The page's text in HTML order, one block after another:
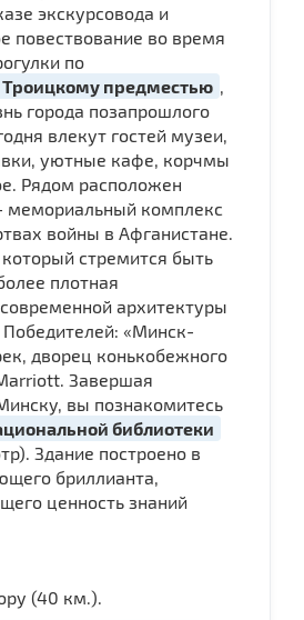
экскурсовода и
повествование во время
по
Троицкому предместью
города позапрошлого
влекут гостей музеи,
уютные кафе, корчмы
Рядом расположен
мемориальный комплекс
войны в Афганистане.
стремится быть
плотная
архитектуры
Победителей: «Минск-
дворец конькобежного
Завершая
вы познакомитесь
библиотеки
Здание построено в
бриллианта,
ценность знаний
(40 км.).